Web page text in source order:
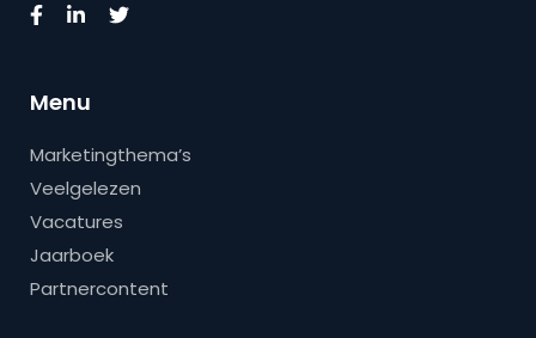
Menu
Marketingthema’s
Veelgelezen
Vacatures
Jaarboek
Partnercontent